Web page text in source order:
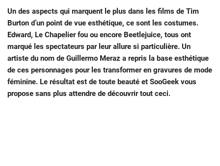
Un des aspects qui marquent le plus dans les films de Tim
Burton d’un point de vue esthétique, ce sont les costumes.
Edward, Le Chapelier fou ou encore Beetlejuice, tous ont
marqué les spectateurs par leur allure si particulière. Un
artiste du nom de Guillermo Meraz a repris la base esthétique
de ces personnages pour les transformer en gravures de mode
féminine. Le résultat est de toute beauté et SooGeek vous
propose sans plus attendre de découvrir tout ceci.